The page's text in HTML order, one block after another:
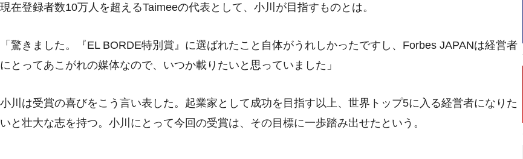
現在登録者数10万人を超えるTaimeeの代表として、小川が目指すものとは。
「驚きました。『EL BORDE特別賞』に選ばれたこと自体がうれしかったですし、Forbes JAPANは経営者
にとってあこがれの媒体なので、いつか載りたいと思っていました」
小川は受賞の喜びをこう言い表した。起業家として成功を目指す以上、世界トップ5に入る経営者になりた
いと壮大な志を持つ。小川にとって今回の受賞は、その目標に一歩踏み出せたという。